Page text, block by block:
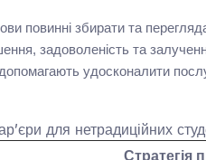
повинні збирати та
задоволеність та
допомагають удосконалити
для нетрадиційних